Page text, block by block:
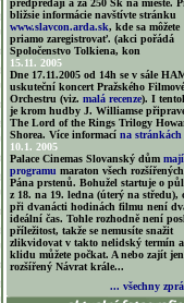
predpredaji a za 250 Sk na mieste.
bližsie informácie navštívte stránku
www.slavcon.arda.sk, kde sa môžete
priamo zaregistrovať. (akci pořádá
Spoločenstvo Tolkiena, kon
15.11. 2005
Dne 17.11.2005 od 14h se v sále
uskuteční koncert Pražského
Orchestru (viz. malá recenze). I
je krom hudby J. Williamse
The Lord of the Rings Trilogy
Shorea. Více informací na stránkách
10.1. 2005
Palace Cinemas Slovanský dům
programu maraton všech
Pána prstenů. Bohužel startuje o
z 18. na 19. ledna (úterý na středu),
při dvanácti hodinách filmu není
ideální čas. Tohle rozhodně není
příležitost, takže se nemusíte snažit
zlikvidovat v takto nelidský termín
klidu můžete počkat. A nebo zajít
rozšířený Návrat krále...
... všechny